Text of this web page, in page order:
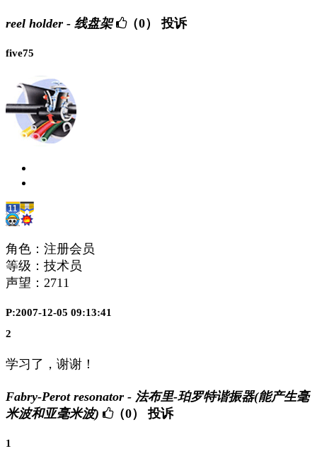
reel holder - 线盘架 （0） 投诉
five75
角色：注册会员
等级：技术员
声望： 2711
P:2007-12-05 09:13:41
2
学习了，谢谢！
Fabry-Perot resonator - 法布里-珀罗特谐振器(能产生毫
米波和亚毫米波)
（0） 投诉
1